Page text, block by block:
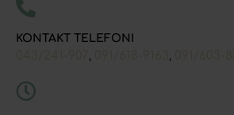
KONTAKT TELEFONI
, ,